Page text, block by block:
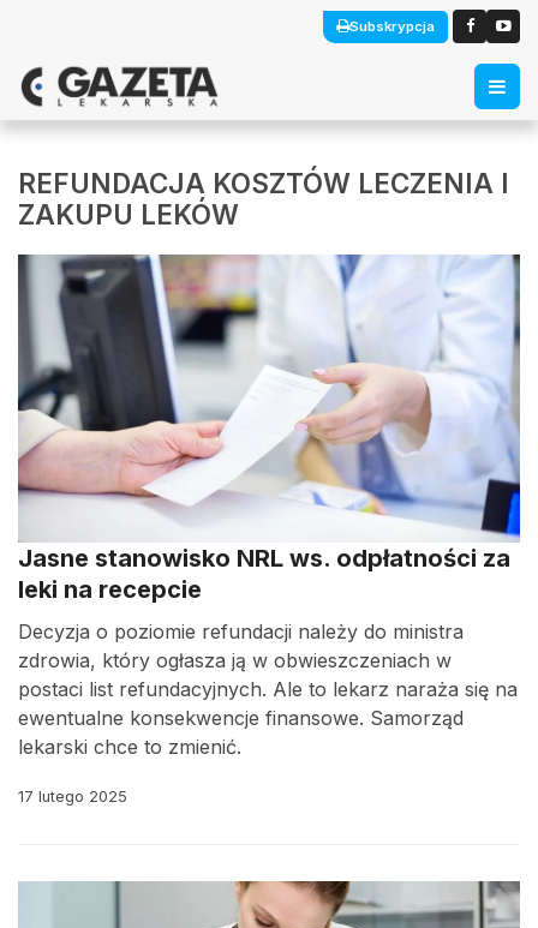
Subskrypcja
REFUNDACJA KOSZTÓW LECZENIA I
ZAKUPU LEKÓW
Jasne stanowisko NRL ws. odpłatności za
leki na recepcie
Decyzja o poziomie refundacji należy do ministra
zdrowia, który ogłasza ją w obwieszczeniach w
postaci list refundacyjnych. Ale to lekarz naraża się na
ewentualne konsekwencje finansowe. Samorząd
lekarski chce to zmienić.
17 lutego 2025